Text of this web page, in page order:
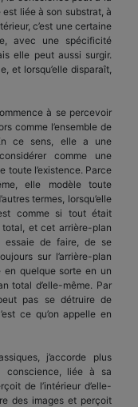
liée à son substrat, à
c’est une certaine
avec une spécificité
elle peut aussi surgir.
et lorsqu’elle disparaît,
à se percevoir
comme l’ensemble de
ce sens, elle a une
comme une
toute l’existence. Parce
elle modèle toute
termes, lorsqu’elle
comme si tout était
et cet arrière-plan
essaie de faire, de se
sur l’arrière-plan
en quelque sorte en un
total d’elle-même. Par
pas se détruire de
ce qu’on appelle en
j’accorde plus
conscience, liée à sa
de l’intérieur d’elle-
des images et perçoit